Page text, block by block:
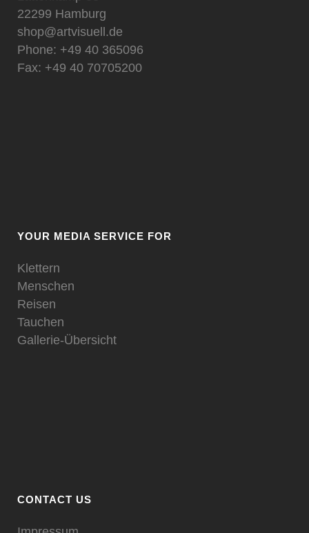
22299 Hamburg
shop@artvisuell.de
Phone: +49 40 365096
Fax: +49 40 70705200
YOUR MEDIA SERVICE FOR
Klettern
Menschen
Reisen
Tauchen
Gallerie-Übersicht
CONTACT US